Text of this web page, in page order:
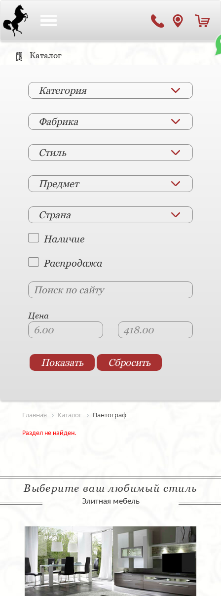
Каталог
Категория
Фабрика
Стиль
Предмет
Страна
Наличие
Распродажа
Цена
Главная Каталог Пантограф
Раздел не найден.
Выберите ваш любимый стиль
Элитная мебель